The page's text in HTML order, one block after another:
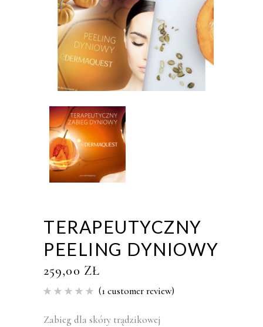
TERAPEUTYCZNY
PEELING DYNIOWY
259,00 ZŁ
Rated
based
1
(1customer review)
Zabieg dla skóry trądzikowej